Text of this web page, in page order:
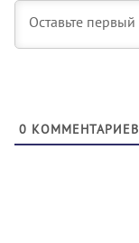
0 КОММЕНТАРИЕВ